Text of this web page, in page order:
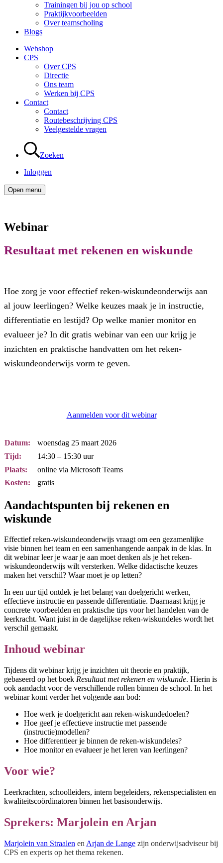
Trainingen bij jou op school
Praktijkvoorbeelden
Over teamscholing
Blogs
Webshop
CPS
Over CPS
Directie
Ons team
Werken bij CPS
Contact
Contact
Routebeschrijving CPS
Veelgestelde vragen
Zoeken
Inloggen
Open menu
Webinar
Resultaat met rekenen en wiskunde
Hoe zorg je voor effectief reken-wiskundeonderwijs aan
al jouw leerlingen? Welke keuzes maak je in instructie,
differentiatie en lestijd? Op welke manier monitor en
evalueer je? In dit gratis webinar van een uur krijg je
inzichten en praktische handvatten om het reken-
wiskundeonderwijs vorm te geven.
Aanmelden voor dit webinar
Datum:
woensdag 25 maart 2026
Tijd:
14:30 – 15:30 uur
Plaats:
online via Microsoft Teams
Kosten:
gratis
Aandachtspunten bij rekenen en
wiskunde
Effectief reken-wiskundeonderwijs vraagt om een gezamenlijke
visie binnen het team en een samenhangende aanpak in de klas. In
dit webinar leer je waar je aan moet denken als je het reken-
wiskundeonderwijs wilt versterken. Welke didactische keuzes
maken het verschil? Waar moet je op letten?
In een uur tijd ontdek je het belang van doelgericht werken,
effectieve instructie en passende differentiatie. Daarnaast krijg je
concrete voorbeelden en praktische tips voor het handelen van de
leerkracht. Want juist in de dagelijkse reken-wiskundeles wordt het
verschil gemaakt.
Inhoud webinar
Tijdens dit webinar krijg je inzichten uit theorie en praktijk,
gebaseerd op het boek Resultaat met rekenen en wiskunde. Hierin is
ook aandacht voor de verschillende rollen binnen de school. In het
webinar komt verder het volgende aan bod:
Hoe werk je doelgericht aan reken-wiskundedoelen?
Hoe geef je effectieve instructie met passende
(instructie)modellen?
Hoe differentieer je binnen de reken-wiskundeles?
Hoe monitor en evalueer je het leren van leerlingen?
Voor wie?
Leerkrachten, schoolleiders, intern begeleiders, rekenspecialisten en
kwaliteitscoördinatoren binnen het basisonderwijs.
Sprekers: Marjolein en Arjan
Marjolein van Straalen en Arjan de Lange zijn onderwijsadviseur bij
CPS en experts op het thema rekenen.